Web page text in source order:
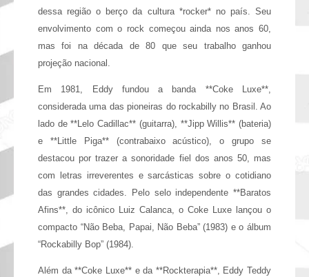
dessa região o berço da cultura *rocker* no país. Seu
envolvimento com o rock começou ainda nos anos 60,
mas foi na década de 80 que seu trabalho ganhou
projeção nacional.
Em 1981, Eddy fundou a banda **Coke Luxe**,
considerada uma das pioneiras do rockabilly no Brasil. Ao
lado de **Lelo Cadillac** (guitarra), **Jipp Willis** (bateria)
e **Little Piga** (contrabaixo acústico), o grupo se
destacou por trazer a sonoridade fiel dos anos 50, mas
com letras irreverentes e sarcásticas sobre o cotidiano
das grandes cidades. Pelo selo independente **Baratos
Afins**, do icônico Luiz Calanca, o Coke Luxe lançou o
compacto “Não Beba, Papai, Não Beba” (1983) e o álbum
“Rockabilly Bop” (1984).
Além da **Coke Luxe** e da **Rockterapia**, Eddy Teddy